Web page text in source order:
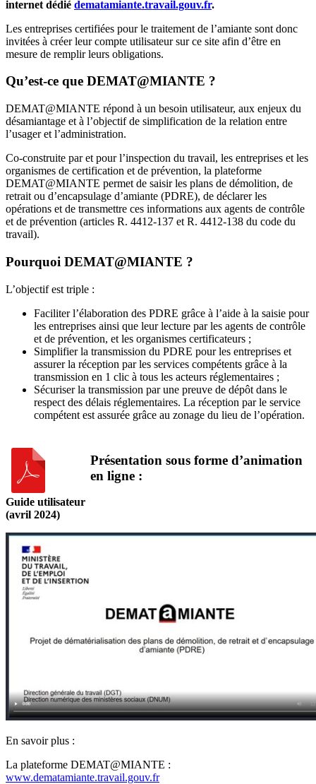
internet dédié dematamiante.travail.gouv.fr.
Les entreprises certifiées pour le traitement de l’amiante sont donc
invitées à créer leur compte utilisateur sur ce site afin d’être en
mesure de remplir leurs obligations.
Qu’est-ce que DEMAT@MIANTE ?
DEMAT@MIANTE répond à un besoin utilisateur, aux enjeux du
désamiantage et à l’objectif de simplification de la relation entre
l’usager et l’administration.
Co-construite par et pour l’inspection du travail, les entreprises et les
organismes de certification et de prévention, la plateforme
DEMAT@MIANTE permet de saisir les plans de démolition, de
retrait ou d’encapsulage d’amiante (PDRE), de déclarer les
opérations et de transmettre ces informations aux agents de contrôle
et de prévention (articles R. 4412-137 et R. 4412-138 du code du
travail).
Pourquoi DEMAT@MIANTE ?
L’objectif est triple :
Faciliter l’élaboration des PDRE grâce à l’aide à la saisie pour
les entreprises ainsi que leur lecture par les agents de contrôle
et de prévention, et les organismes certificateurs ;
Simplifier la transmission du PDRE pour les entreprises et
assurer la réception par les services compétents grâce à la
transmission en 1 clic à tous les acteurs réglementaires ;
Sécuriser la transmission par une preuve de dépôt dans le
respect des délais réglementaires. La réception par le service
compétent est assurée grâce au zonage du lieu de l’opération.
Guide utilisateur
(avril 2024)
Présentation sous forme d’animation
en ligne :
En savoir plus :
La plateforme DEMAT@MIANTE :
www.dematamiante.travail.gouv.fr